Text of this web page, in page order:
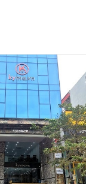
hiệu suất chiếu
độ rọi lên tới 6.320
dễ dàng chiếu sáng
mạnh vừa mềm